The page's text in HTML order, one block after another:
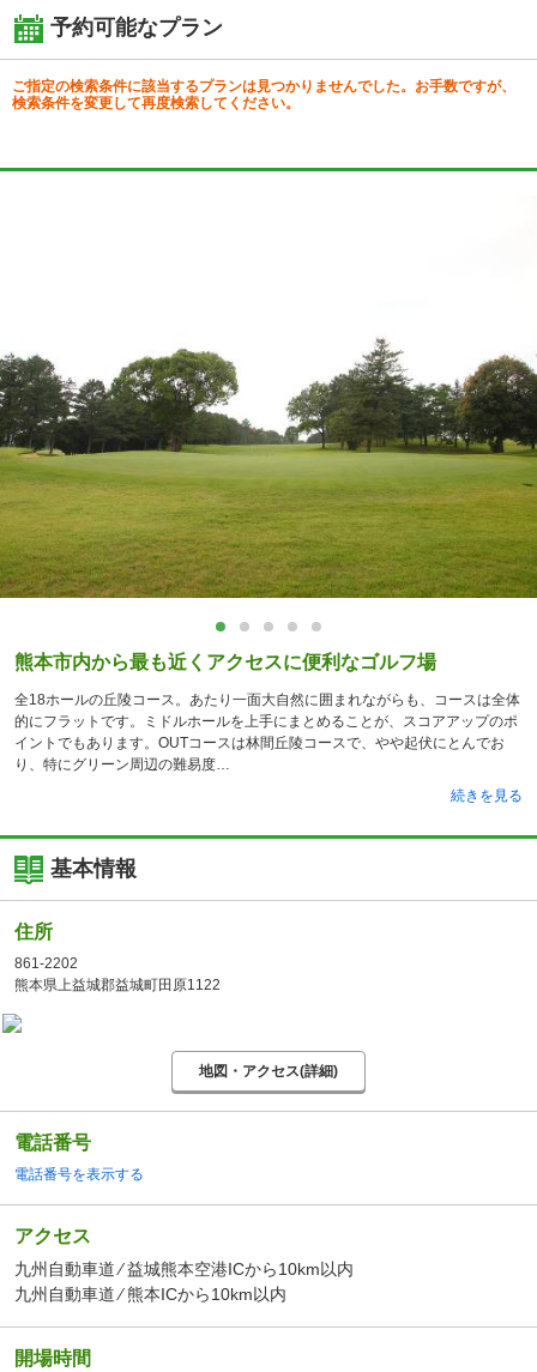
予約可能なプラン
ご指定の検索条件に該当するプランは見つかりませんでした。お手数ですが、
検索条件を変更して再度検索してください。
熊本市内から最も近くアクセスに便利なゴルフ場
全18ホールの丘陵コース。あたり一面大自然に囲まれながらも、コースは全体
的にフラットです。ミドルホールを上手にまとめることが、スコアアップのポ
イントでもあります。OUTコースは林間丘陵コースで、やや起伏にとんでお
り、特にグリーン周辺の難易度
続きを見る
基本情報
住所
861-2202
熊本県上益城郡益城町田原1122
地図・アクセス(詳細)
電話番号
電話番号を表示する
アクセス
九州自動車道 ⁄ 益城熊本空港ICから10km以内
九州自動車道 ⁄ 熊本ICから10km以内
開場時間